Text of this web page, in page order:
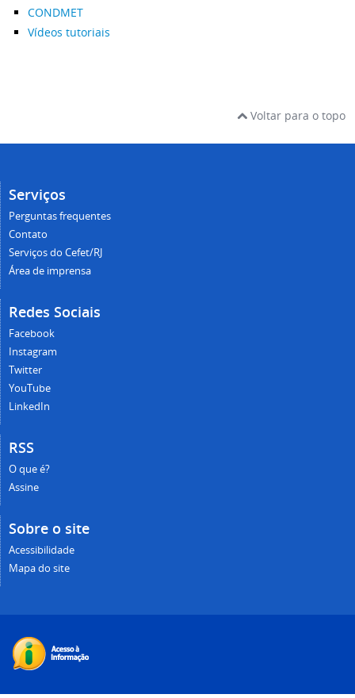
CONDMET
Vídeos tutoriais
Voltar para o topo
Serviços
Perguntas frequentes
Contato
Serviços do Cefet/RJ
Área de imprensa
Redes Sociais
Facebook
Instagram
Twitter
YouTube
LinkedIn
RSS
O que é?
Assine
Sobre o site
Acessibilidade
Mapa do site